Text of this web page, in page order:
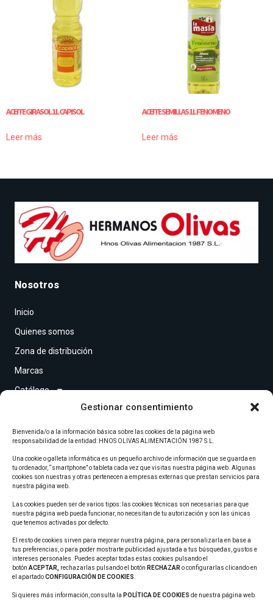
Gestionar consentimiento
Bienvenida/o a la información básica sobre las cookies de la página web
responsabilidad de la entidad: HNOS OLIVAS ALIMENTACIÓN 1987 S.L.
Una cookie o galleta informática es un pequeño archivo de información que se guarda en
tu ordenador, “smartphone” o tableta cada vez que visitas nuestra página web. Algunas
cookies son nuestras y otras pertenecen a empresas externas que prestan servicios para
nuestra página web.
Las cookies pueden ser de varios tipos: las cookies técnicas son necesarias para que
nuestra página web pueda funcionar, no necesitan de tu autorización y son las únicas
que tenemos activadas por defecto.
El resto de cookies sirven para mejorar nuestra página, para personalizarla en base a
tus preferencias, o para poder mostrarte publicidad ajustada a tus búsquedas, gustos e
intereses personales. Puedes aceptar todas estas cookies pulsando el
botón ACEPTAR, rechazarlas pulsando el botón RECHAZARo configurarlas clicando en
el apartadoCONFIGURACIÓN DE COOKIES.
Si quieres más información, consulta la POLÍTICA DE COOKIES de nuestra página web.
ACEITE GIRASOL 1 L CAPISOL
Leer más
ACEITE SEMILLAS 1 L FENOMENO
Leer más
Nosotros
Inicio
Quienes somos
Zona de distribución
Marcas
Catálogo
Redes sociales
Copyright © 2026 Hermanos Olivas. Todos los derechos reservados.
Política de privacidadAviso legalCookies
Compromiso con la protección de datos personales